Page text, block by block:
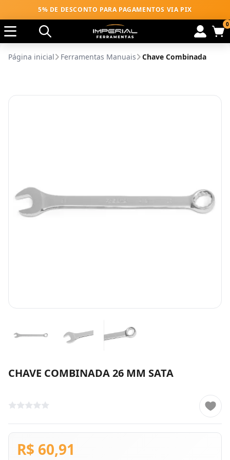
5% DE DESCONTO PARA PAGAMENTOS VIA PIX
0
Página inicial Ferramentas Manuais Chave Combinada
CHAVE COMBINADA 26 MM SATA
R$ 60,91